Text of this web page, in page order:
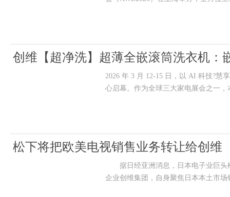
创维【超净洗】超薄全嵌滚筒洗衣机：
2026 年 3 月 12-15 日，以 AI 科技?慧
心启幕。作为全球三大家电展会之一
松下将把欧美电视销售业务转让给创维
据日经亚洲消息，日本电子业巨头
企业创维集团，自身聚焦日本本土